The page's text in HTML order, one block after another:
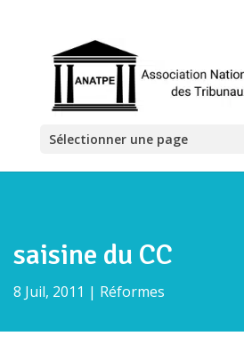
Sélectionner une page
saisine du CC
8 Juil, 2011 | Réformes